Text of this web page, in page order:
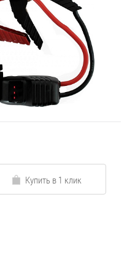
Купить в 1 клик